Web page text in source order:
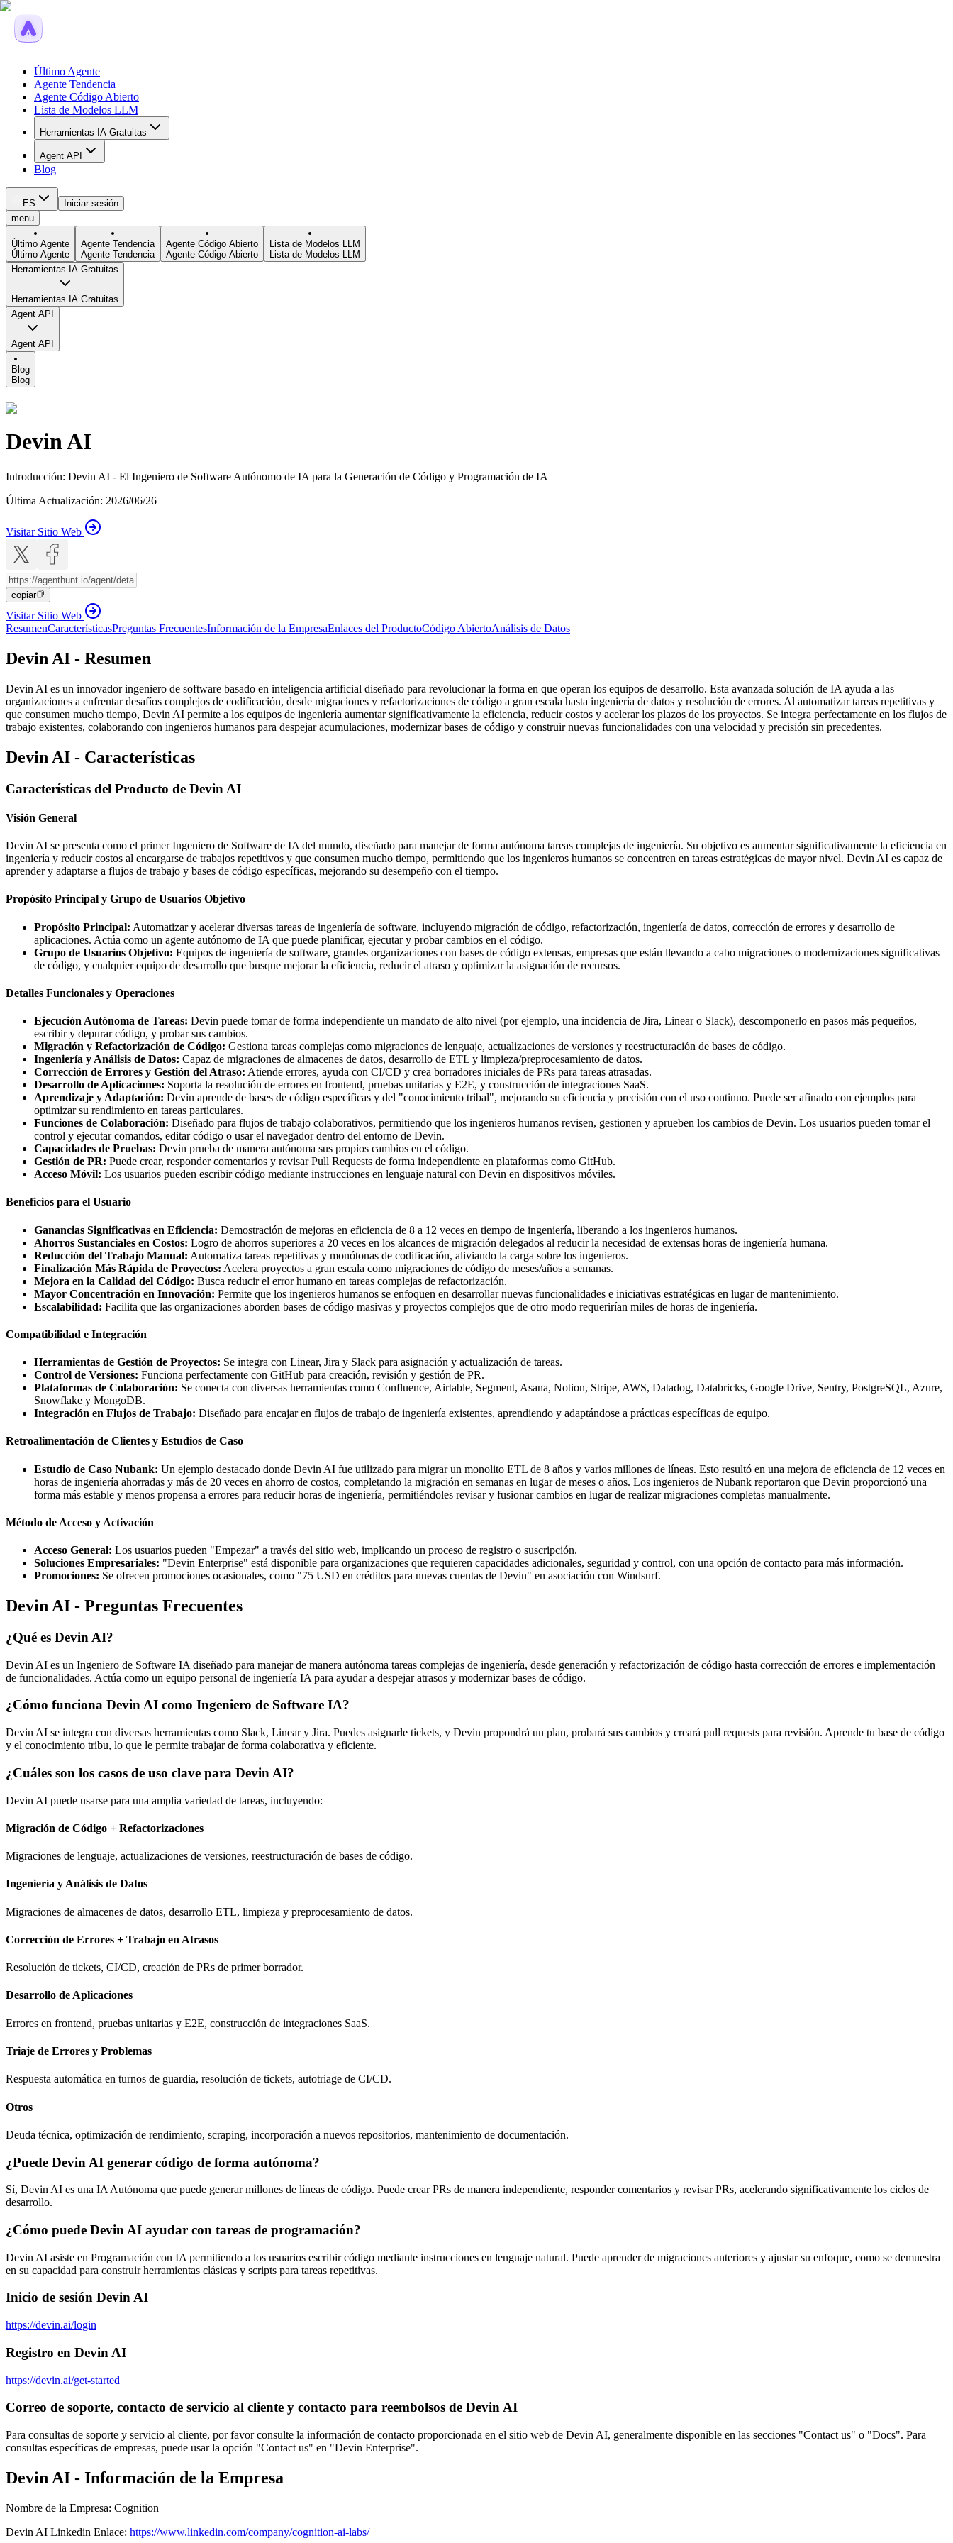
Último Agente
Agente Tendencia
Agente Código Abierto
Lista de Modelos LLM
Herramientas IA Gratuitas
Agent API
Blog
ES
Iniciar sesión
menu
Último Agente
Último Agente
Agente Tendencia
Agente Tendencia
Agente Código Abierto
Agente Código Abierto
Lista de Modelos LLM
Lista de Modelos LLM
Herramientas IA Gratuitas
Herramientas IA Gratuitas
Agent API
Agent API
Blog
Blog
Devin AI
Introducción: Devin AI - El Ingeniero de Software Autónomo de IA para la Generación de Código y Programación de IA
Última Actualización: 2026/06/26
Visitar Sitio Web
copiar
Visitar Sitio Web
ResumenCaracterísticasPreguntas FrecuentesInformación de la EmpresaEnlaces del ProductoCódigo AbiertoAnálisis de Datos
Devin AI - Resumen
Devin AI es un innovador ingeniero de software basado en inteligencia artificial diseñado para revolucionar la forma en que operan los equipos de desarrollo. Esta avanzada solución de IA ayuda a las
organizaciones a enfrentar desafíos complejos de codificación, desde migraciones y refactorizaciones de código a gran escala hasta ingeniería de datos y resolución de errores. Al automatizar tareas repetitivas y
que consumen mucho tiempo, Devin AI permite a los equipos de ingeniería aumentar significativamente la eficiencia, reducir costos y acelerar los plazos de los proyectos. Se integra perfectamente en los flujos de
trabajo existentes, colaborando con ingenieros humanos para despejar acumulaciones, modernizar bases de código y construir nuevas funcionalidades con una velocidad y precisión sin precedentes.
Devin AI - Características
Características del Producto de Devin AI
Visión General
Devin AI se presenta como el primer Ingeniero de Software de IA del mundo, diseñado para manejar de forma autónoma tareas complejas de ingeniería. Su objetivo es aumentar significativamente la eficiencia en
ingeniería y reducir costos al encargarse de trabajos repetitivos y que consumen mucho tiempo, permitiendo que los ingenieros humanos se concentren en tareas estratégicas de mayor nivel. Devin AI es capaz de
aprender y adaptarse a flujos de trabajo y bases de código específicas, mejorando su desempeño con el tiempo.
Propósito Principal y Grupo de Usuarios Objetivo
Propósito Principal: Automatizar y acelerar diversas tareas de ingeniería de software, incluyendo migración de código, refactorización, ingeniería de datos, corrección de errores y desarrollo de
aplicaciones. Actúa como un agente autónomo de IA que puede planificar, ejecutar y probar cambios en el código.
Grupo de Usuarios Objetivo: Equipos de ingeniería de software, grandes organizaciones con bases de código extensas, empresas que están llevando a cabo migraciones o modernizaciones significativas
de código, y cualquier equipo de desarrollo que busque mejorar la eficiencia, reducir el atraso y optimizar la asignación de recursos.
Detalles Funcionales y Operaciones
Ejecución Autónoma de Tareas: Devin puede tomar de forma independiente un mandato de alto nivel (por ejemplo, una incidencia de Jira, Linear o Slack), descomponerlo en pasos más pequeños,
escribir y depurar código, y probar sus cambios.
Migración y Refactorización de Código: Gestiona tareas complejas como migraciones de lenguaje, actualizaciones de versiones y reestructuración de bases de código.
Ingeniería y Análisis de Datos: Capaz de migraciones de almacenes de datos, desarrollo de ETL y limpieza/preprocesamiento de datos.
Corrección de Errores y Gestión del Atraso: Atiende errores, ayuda con CI/CD y crea borradores iniciales de PRs para tareas atrasadas.
Desarrollo de Aplicaciones: Soporta la resolución de errores en frontend, pruebas unitarias y E2E, y construcción de integraciones SaaS.
Aprendizaje y Adaptación: Devin aprende de bases de código específicas y del "conocimiento tribal", mejorando su eficiencia y precisión con el uso continuo. Puede ser afinado con ejemplos para
optimizar su rendimiento en tareas particulares.
Funciones de Colaboración: Diseñado para flujos de trabajo colaborativos, permitiendo que los ingenieros humanos revisen, gestionen y aprueben los cambios de Devin. Los usuarios pueden tomar el
control y ejecutar comandos, editar código o usar el navegador dentro del entorno de Devin.
Capacidades de Pruebas: Devin prueba de manera autónoma sus propios cambios en el código.
Gestión de PR: Puede crear, responder comentarios y revisar Pull Requests de forma independiente en plataformas como GitHub.
Acceso Móvil: Los usuarios pueden escribir código mediante instrucciones en lenguaje natural con Devin en dispositivos móviles.
Beneficios para el Usuario
Ganancias Significativas en Eficiencia: Demostración de mejoras en eficiencia de 8 a 12 veces en tiempo de ingeniería, liberando a los ingenieros humanos.
Ahorros Sustanciales en Costos: Logro de ahorros superiores a 20 veces en los alcances de migración delegados al reducir la necesidad de extensas horas de ingeniería humana.
Reducción del Trabajo Manual: Automatiza tareas repetitivas y monótonas de codificación, aliviando la carga sobre los ingenieros.
Finalización Más Rápida de Proyectos: Acelera proyectos a gran escala como migraciones de código de meses/años a semanas.
Mejora en la Calidad del Código: Busca reducir el error humano en tareas complejas de refactorización.
Mayor Concentración en Innovación: Permite que los ingenieros humanos se enfoquen en desarrollar nuevas funcionalidades e iniciativas estratégicas en lugar de mantenimiento.
Escalabilidad: Facilita que las organizaciones aborden bases de código masivas y proyectos complejos que de otro modo requerirían miles de horas de ingeniería.
Compatibilidad e Integración
Herramientas de Gestión de Proyectos: Se integra con Linear, Jira y Slack para asignación y actualización de tareas.
Control de Versiones: Funciona perfectamente con GitHub para creación, revisión y gestión de PR.
Plataformas de Colaboración: Se conecta con diversas herramientas como Confluence, Airtable, Segment, Asana, Notion, Stripe, AWS, Datadog, Databricks, Google Drive, Sentry, PostgreSQL, Azure,
Snowflake y MongoDB.
Integración en Flujos de Trabajo: Diseñado para encajar en flujos de trabajo de ingeniería existentes, aprendiendo y adaptándose a prácticas específicas de equipo.
Retroalimentación de Clientes y Estudios de Caso
Estudio de Caso Nubank: Un ejemplo destacado donde Devin AI fue utilizado para migrar un monolito ETL de 8 años y varios millones de líneas. Esto resultó en una mejora de eficiencia de 12 veces en
horas de ingeniería ahorradas y más de 20 veces en ahorro de costos, completando la migración en semanas en lugar de meses o años. Los ingenieros de Nubank reportaron que Devin proporcionó una
forma más estable y menos propensa a errores para reducir horas de ingeniería, permitiéndoles revisar y fusionar cambios en lugar de realizar migraciones completas manualmente.
Método de Acceso y Activación
Acceso General: Los usuarios pueden "Empezar" a través del sitio web, implicando un proceso de registro o suscripción.
Soluciones Empresariales: "Devin Enterprise" está disponible para organizaciones que requieren capacidades adicionales, seguridad y control, con una opción de contacto para más información.
Promociones: Se ofrecen promociones ocasionales, como "75 USD en créditos para nuevas cuentas de Devin" en asociación con Windsurf.
Devin AI - Preguntas Frecuentes
¿Qué es Devin AI?
Devin AI es un Ingeniero de Software IA diseñado para manejar de manera autónoma tareas complejas de ingeniería, desde generación y refactorización de código hasta corrección de errores e implementación
de funcionalidades. Actúa como un equipo personal de ingeniería IA para ayudar a despejar atrasos y modernizar bases de código.
¿Cómo funciona Devin AI como Ingeniero de Software IA?
Devin AI se integra con diversas herramientas como Slack, Linear y Jira. Puedes asignarle tickets, y Devin propondrá un plan, probará sus cambios y creará pull requests para revisión. Aprende tu base de código
y el conocimiento tribu, lo que le permite trabajar de forma colaborativa y eficiente.
¿Cuáles son los casos de uso clave para Devin AI?
Devin AI puede usarse para una amplia variedad de tareas, incluyendo:
Migración de Código + Refactorizaciones
Migraciones de lenguaje, actualizaciones de versiones, reestructuración de bases de código.
Ingeniería y Análisis de Datos
Migraciones de almacenes de datos, desarrollo ETL, limpieza y preprocesamiento de datos.
Corrección de Errores + Trabajo en Atrasos
Resolución de tickets, CI/CD, creación de PRs de primer borrador.
Desarrollo de Aplicaciones
Errores en frontend, pruebas unitarias y E2E, construcción de integraciones SaaS.
Triaje de Errores y Problemas
Respuesta automática en turnos de guardia, resolución de tickets, autotriage de CI/CD.
Otros
Deuda técnica, optimización de rendimiento, scraping, incorporación a nuevos repositorios, mantenimiento de documentación.
¿Puede Devin AI generar código de forma autónoma?
Sí, Devin AI es una IA Autónoma que puede generar millones de líneas de código. Puede crear PRs de manera independiente, responder comentarios y revisar PRs, acelerando significativamente los ciclos de
desarrollo.
¿Cómo puede Devin AI ayudar con tareas de programación?
Devin AI asiste en Programación con IA permitiendo a los usuarios escribir código mediante instrucciones en lenguaje natural. Puede aprender de migraciones anteriores y ajustar su enfoque, como se demuestra
en su capacidad para construir herramientas clásicas y scripts para tareas repetitivas.
Inicio de sesión Devin AI
https://devin.ai/login
Registro en Devin AI
https://devin.ai/get-started
Correo de soporte, contacto de servicio al cliente y contacto para reembolsos de Devin AI
Para consultas de soporte y servicio al cliente, por favor consulte la información de contacto proporcionada en el sitio web de Devin AI, generalmente disponible en las secciones "Contact us" o "Docs". Para
consultas específicas de empresas, puede usar la opción "Contact us" en "Devin Enterprise".
Devin AI - Información de la Empresa
Nombre de la Empresa: Cognition
Devin AI Linkedin Enlace: https://www.linkedin.com/company/cognition-ai-labs/